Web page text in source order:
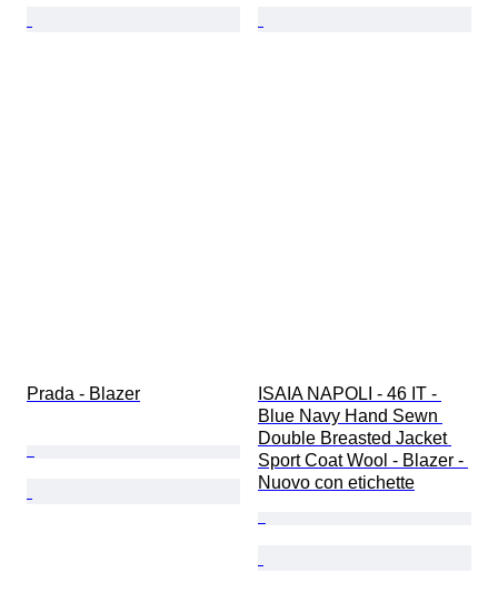
Prada - Blazer
ISAIA NAPOLI - 46 IT -
Blue Navy Hand Sewn
Double Breasted Jacket
Sport Coat Wool - Blazer -
Nuovo con etichette